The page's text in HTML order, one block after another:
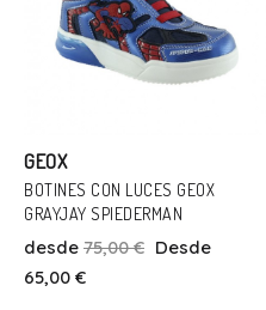
GEOX
BOTINES CON LUCES GEOX
GRAYJAY SPIEDERMAN
desde 75,00 € Desde
65,00 €